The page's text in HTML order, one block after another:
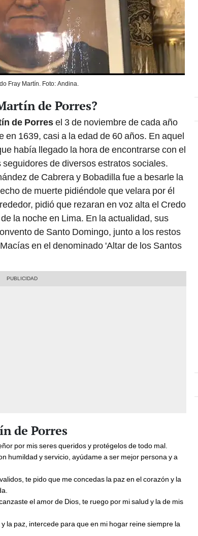
Fray Martín. Foto: Andina.
de Porres?
de Porresel 3 de noviembre de cada año
1639, casi a la edad de 60 años. En aquel
había llegado la hora de encontrarse con el
de diversos estratos sociales.
de Cabrera y Bobadilla fue a besarle la
de muerte pidiéndole que velara por él
pidió que rezaran en voz alta el Credo
la noche en Lima. En la actualidad, sus
de Santo Domingo, junto a los restos
en el denominado 'Altar de los Santos
de Porres
por mis seres queridos y protégelos de todo mal.
humildad y servicio, ayúdame a ser mejor persona y a
te pido que me concedas la paz en el corazón y la
el amor de Dios, te ruego por mi salud y la de mis
la paz, intercede para que en mi hogar reine siempre la